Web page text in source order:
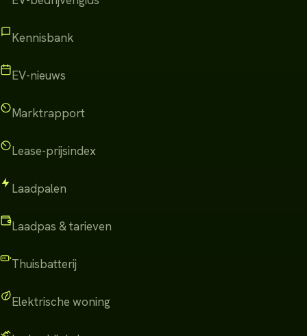
Kennisbank
EV-nieuws
Marktrapport
Lease-prijsindex
Laadpalen
Laadpas & tarieven
Thuisbatterij
Elektrische woning